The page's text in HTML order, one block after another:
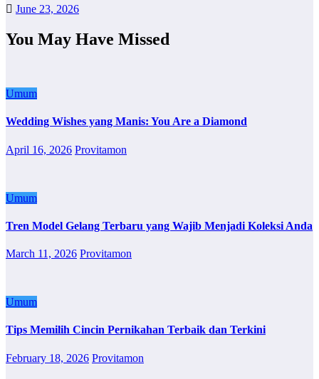
June 23, 2026
You May Have Missed
Umum
Wedding Wishes yang Manis: You Are a Diamond
April 16, 2026 Provitamon
Umum
Tren Model Gelang Terbaru yang Wajib Menjadi Koleksi Anda
March 11, 2026 Provitamon
Umum
Tips Memilih Cincin Pernikahan Terbaik dan Terkini
February 18, 2026 Provitamon